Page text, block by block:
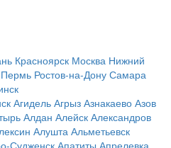
Красноярск Москва Нижний
Пермь Ростов-на-Дону Самара
Агидель Агрыз Азнакаево Азов
Алдан Алейск Александров
Алушта Альметьевск
Судженск Апатиты Апрелевка